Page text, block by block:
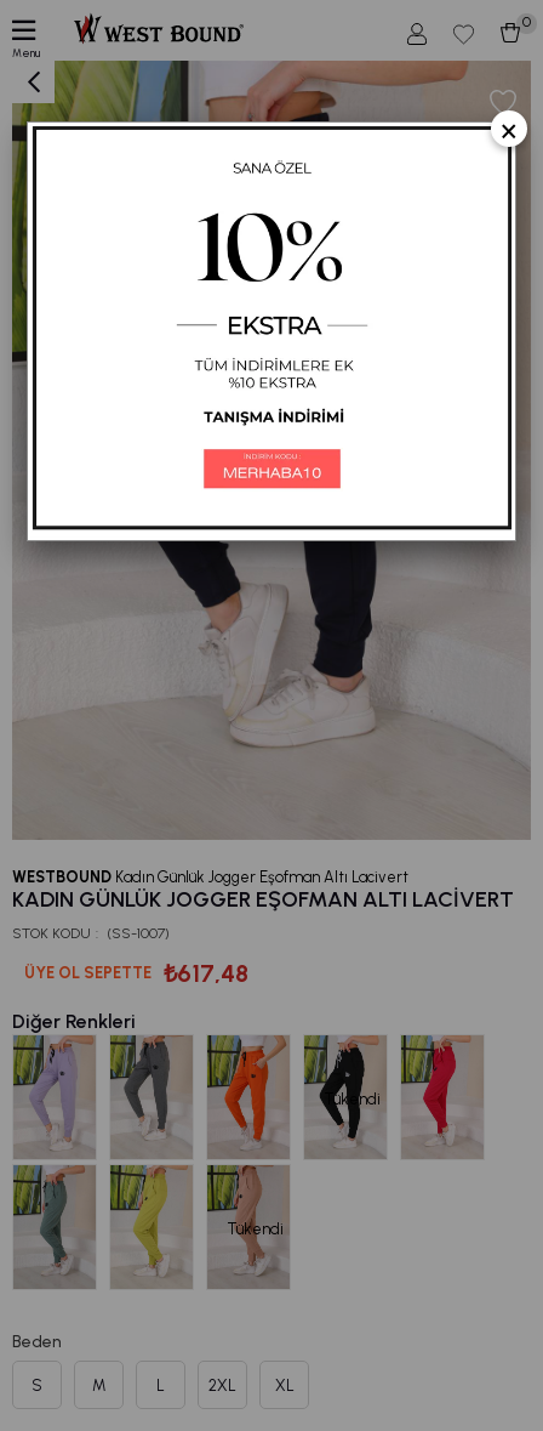
Menu
0
Kadın Günlük Jogger Eşofman Altı Lacivert
WESTBOUND Kadın Günlük Jogger Eşofman Altı Lacivert
KADIN GÜNLÜK JOGGER EŞOFMAN ALTI LACIVERT
STOK KODU (SS-1007)
ÜYE OL SEPETTE ₺617,48
Diğer Renkleri
Tükendi
Tükendi
Beden
S M L 2XL XL
×